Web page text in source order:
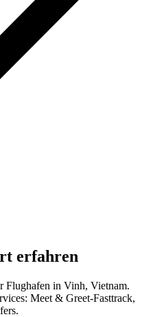
erfahren
Flughafen in Vinh, Vietnam.
Meet & Greet-Fasttrack,